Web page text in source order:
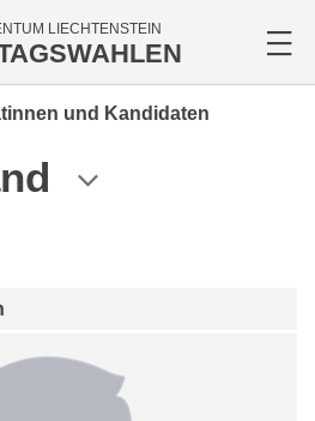
LIECHTENSTEIN
und Kandidaten